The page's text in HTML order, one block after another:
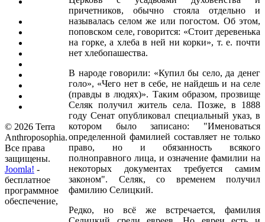
причетников, обычно стояла отдельно и
называлась селом же или погостом. Об этом,
поповском селе, говорится: «Стоит деревенька
на горке, а хлеба в ней ни корки», т. е. почти
нет хлебопашества.
В народе говорили: «Купил бы село, да денег
голо», «Чего нет в себе, не найдешь и на селе
(правды в людях)». Таким образом, прозвище
Селяк получил житель села. Позже, в 1888
году Сенат опубликовал специальный указ, в
котором было записано: "Именоваться
определенной фамилией составляет не только
право, но и обязанность всякого
полноправного лица, и означение фамилии на
некоторых документах требуется самим
законом". Селяк, со временем получил
фамилию Селицкий.
Редко, но всё же встречается, фамилия
© 2026 Terra
Anthroposophia.
Все права
защищены.
Joomla! -
бесплатное
программное
обеспечение,